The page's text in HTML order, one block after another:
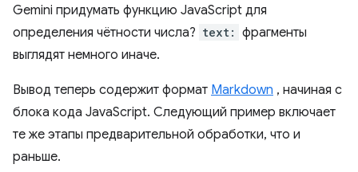
Gemini придумать функцию JavaScript для
определения чётности числа? text: фрагменты
выглядят немного иначе.
Вывод теперь содержит формат Markdown , начиная с
блока кода JavaScript. Следующий пример включает
те же этапы предварительной обработки, что и
раньше.